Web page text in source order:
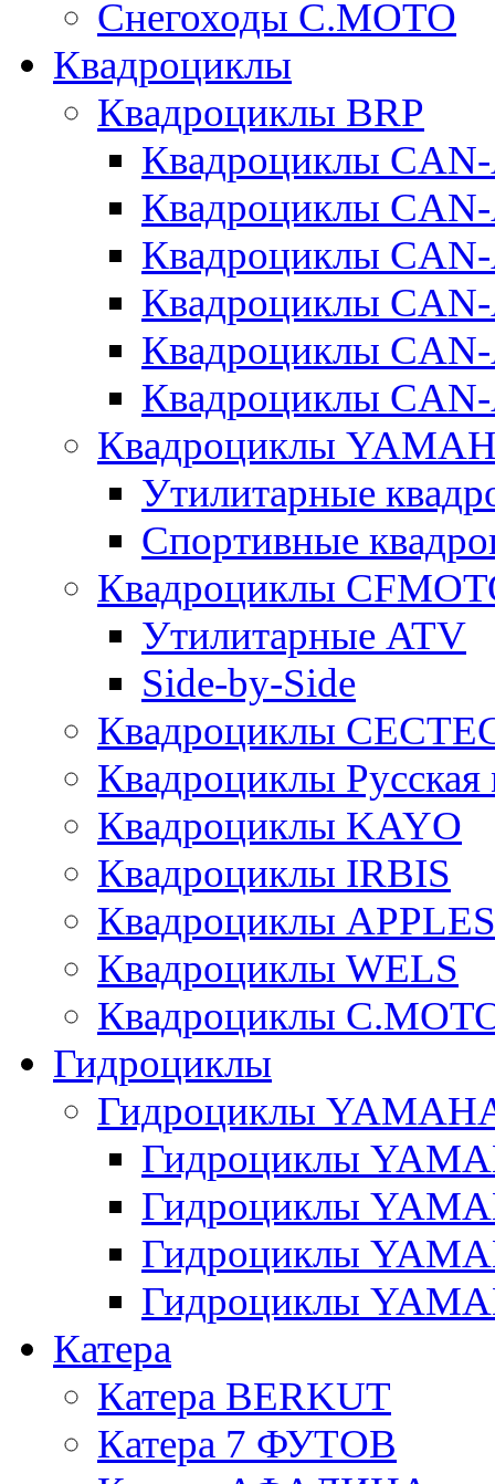
Снегоходы C.MOTO
Квадроциклы
Квадроциклы BRP
Квадроциклы
Квадроциклы
Квадроциклы
Квадроциклы
Квадроциклы
Квадроциклы
Квадроциклы
Утилитарные
Спортивные
Квадроциклы
Утилитарные ATV
Side-by-Side
Квадроциклы
Квадроциклы Русская
Квадроциклы KAYO
Квадроциклы IRBIS
Квадроциклы
Квадроциклы WELS
Квадроциклы
Гидроциклы
Гидроциклы
Гидроциклы
Гидроциклы
Гидроциклы
Гидроциклы
Катера
Катера BERKUT
Катера 7 ФУТОВ